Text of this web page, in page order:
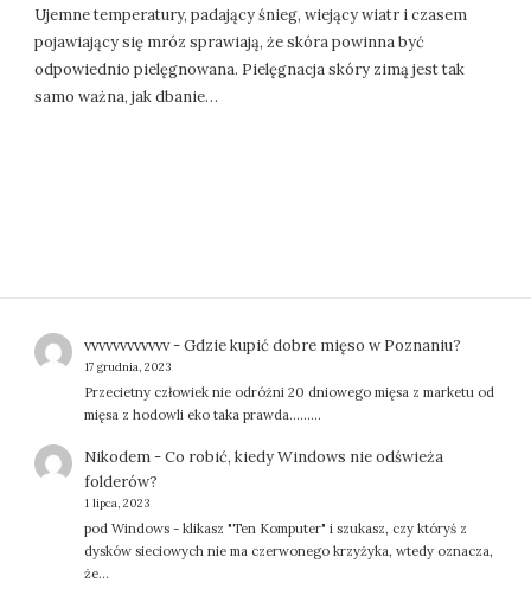
Ujemne temperatury, padający śnieg, wiejący wiatr i czasem
pojawiający się mróz sprawiają, że skóra powinna być
odpowiednio pielęgnowana. Pielęgnacja skóry zimą jest tak
samo ważna, jak dbanie…
vvvvvvvvvvvv-Gdzie kupić dobre mięso w Poznaniu?
17 grudnia, 2023
Przecietny człowiek nie odróżni 20 dniowego mięsa z marketu od
mięsa z hodowli eko taka prawda.........
Nikodem-Co robić, kiedy Windows nie odświeża
folderów?
1 lipca, 2023
pod Windows - klikasz "Ten Komputer" i szukasz, czy któryś z
dysków sieciowych nie ma czerwonego krzyżyka, wtedy oznacza,
że…